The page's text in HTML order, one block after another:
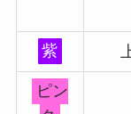
紫
ピン